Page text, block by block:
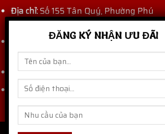
Địa chỉ:Số 155 Tân Quý, Phường Phú
Thọ Hòa, TP Hồ Chí Minh, Việt Nam.
(+84) 909 171 971-(+84) 862
871 872
Email:thaocogroup@gmail.com
Website:banhtrungthungon.com
ĐĂNG KÝ NHẬN ƯU ĐÃI